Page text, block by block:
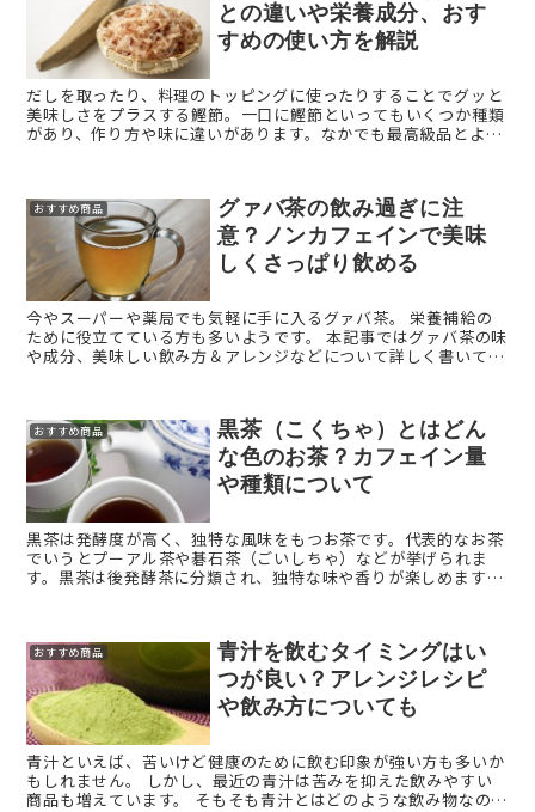
との違いや栄養成分、おす
すめの使い方を解説
だしを取ったり、料理のトッピングに使ったりすることでグッと
美味しさをプラスする鰹節。一口に鰹節といってもいくつか種類
があり、作り方や味に違いがあります。なかでも最高級品とよば
おすすめ商品
グァバ茶の飲み過ぎに注
意？ノンカフェインで美味
しくさっぱり飲める
今やスーパーや薬局でも気軽に手に入るグァバ茶。 栄養補給の
ために役立てている方も多いようです。 本記事ではグァバ茶の味
や成分、美味しい飲み方＆アレンジなどについて詳しく書いてい
おすすめ商品
黒茶（こくちゃ）とはどん
な色のお茶？カフェイン量
や種類について
黒茶は発酵度が高く、独特な風味をもつお茶です。代表的なお茶
でいうとプーアル茶や碁石茶（ごいしちゃ）などが挙げられま
す。黒茶は後発酵茶に分類され、独特な味や香りが楽しめます。
おすすめ商品
青汁を飲むタイミングはい
つが良い？アレンジレシピ
や飲み方についても
青汁といえば、苦いけど健康のために飲む印象が強い方も多いか
もしれません。 しかし、最近の青汁は苦みを抑えた飲みやすい
商品も増えています。 そもそも青汁とはどのような飲み物なので